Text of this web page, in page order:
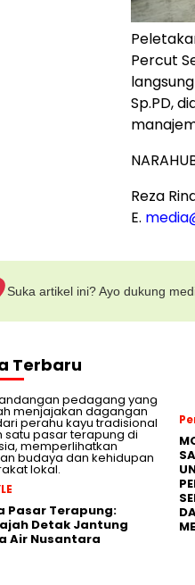
Percut
Sp.PD,
Reza
E.
Suka artikel ini? Ayo dukung
Terbaru
Pasar Terapung:
Detak Jantung
Air Nusantara